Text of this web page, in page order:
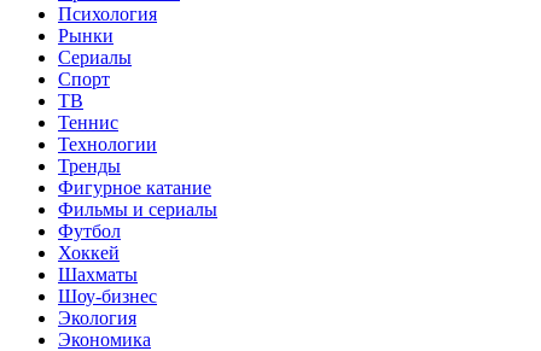
Психология
Рынки
Сериалы
Спорт
ТВ
Теннис
Технологии
Тренды
Фигурное катание
Фильмы и сериалы
Футбол
Хоккей
Шахматы
Шоу-бизнес
Экология
Экономика